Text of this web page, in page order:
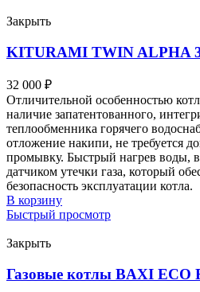
Закрыть
KITURAMI TWIN ALPHA
32 000 ₽
Отличительной особенностью
наличие запатентованного,
теплообменника горячего
отложение накипи, не требуется
промывку. Быстрый нагрев воды,
датчиком утечки газа, который
безопасность эксплуатации котла.
В корзину
Быстрый просмотр
Закрыть
Газовые котлы BAXI ECO